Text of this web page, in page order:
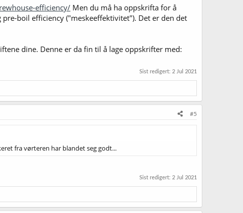
efficiency/ Men du må ha oppskrifta for å
boil efficiency ("meskeeffektivitet"). Det er den det
dine. Denne er da fin til å lage oppskrifter med:
Sist redigert: 2 Jul 2021
#5
fra vørteren har blandet seg godt...
Sist redigert: 2 Jul 2021